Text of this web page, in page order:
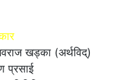
खड्का (अर्थविद्)
प्रसाई